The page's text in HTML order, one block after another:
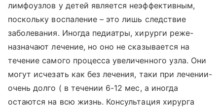
лимфоузлов у детей является неэффективным,
поскольку воспаление – это лишь следствие
заболевания. Иногда педиатры, хирурги реже-
назначают лечение, но оно не сказывается на
течение самого процесса увеличенного узла. Они
могут исчезать как без лечения, таки при лечении-
очень долго ( в течении 6-12 мес, а иногда
остаются на всю жизнь. Консультация хирурга